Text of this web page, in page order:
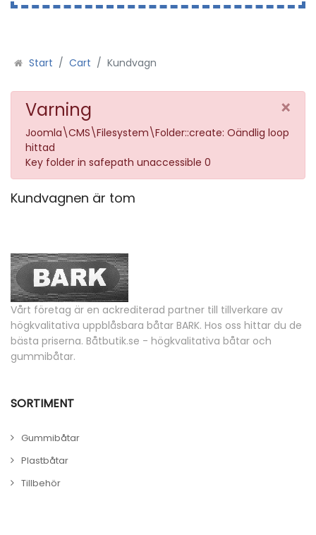
Start Cart Kundvagn
×
Varning
Joomla\CMS\Filesystem\Folder::create: Oändlig loop
hittad
Key folder in safepath unaccessible 0
Kundvagnen är tom
Vårt företag är en ackrediterad partner till tillverkare av
högkvalitativa uppblåsbara båtar BARK. Hos oss hittar du de
bästa priserna. Båtbutik.se - högkvalitativa båtar och
gummibåtar.
SORTIMENT
Gummibåtar
Plastbåtar
Tillbehör